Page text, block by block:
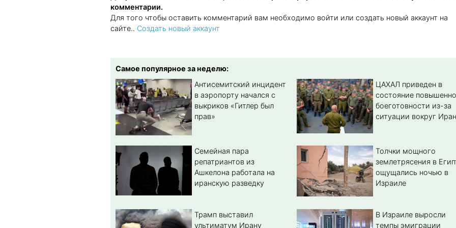
комментарии.
Для того чтобы оставить комментарий вам необходимо войти или создать новый аккаунт на
сайте.. Создать новый аккаунт
Самое популярное за неделю:
Антисемитский инцидент
в аэропорту начался с
выкриков «Гитлер был
прав»
ЦАХАЛ приведен в
состояние
боеготовности из-за
ситуации вокруг
Семейная пара
репатриантов из
Ашкелона работала на
иранскую разведку
Толчки мощного
землетрясения в
ощущались ночью в
Израиле
Трамп выставил
ультиматум Ирану
В Израиле выросли
темпы эмиграции